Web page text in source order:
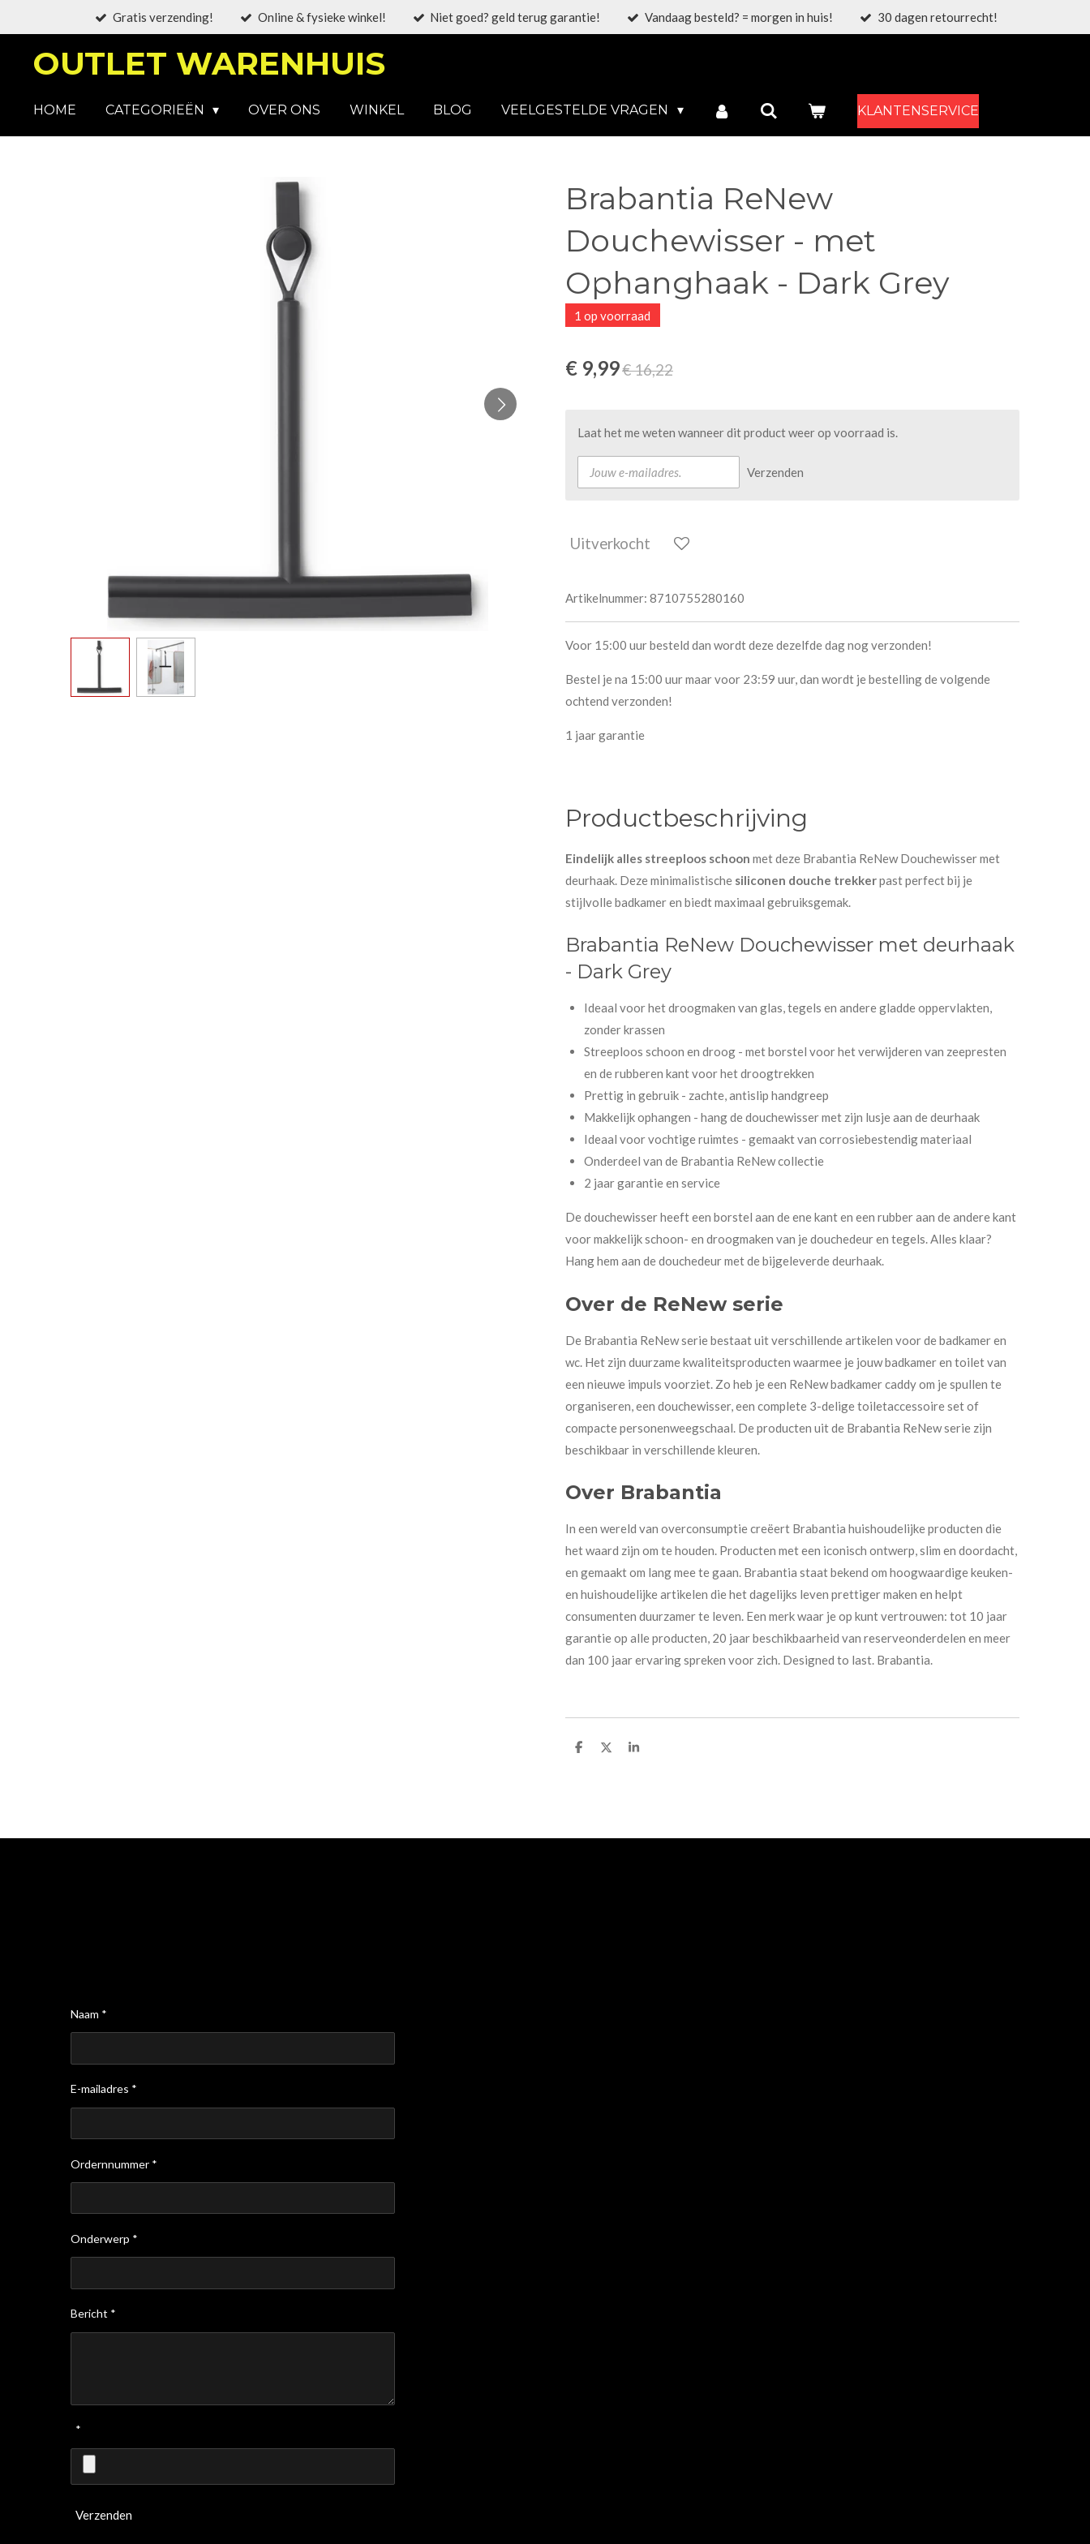
hoofdinhoud
Gratis verzending! Online & fysieke winkel! Niet goed? geld terug garantie! Vandaag besteld? = morgen in huis! 30 dagen retourrecht!
OUTLET WARENHUIS
HOME CATEGORIEËN OVER ONS WINKEL BLOG VEELGESTELDE VRAGEN KLANTENSERVICE
Brabantia ReNew
Douchewisser - met
Ophanghaak - Dark Grey
1 op voorraad
€ 9,99€ 16,22
Laat het me weten wanneer dit product weer op voorraad is.
Verzenden
Uitverkocht
Artikelnummer: 8710755280160
Voor 15:00 uur besteld dan wordt deze dezelfde dag nog verzonden!
Bestel je na 15:00 uur maar voor 23:59 uur, dan wordt je bestelling de volgende
ochtend verzonden!
1 jaar garantie
Productbeschrijving
Eindelijk alles streeploos schoon met deze Brabantia ReNew Douchewisser met
deurhaak. Deze minimalistische siliconen douche trekkerpast perfect bij je
stijlvolle badkamer en biedt maximaal gebruiksgemak.
Brabantia ReNew Douchewisser met deurhaak
- Dark Grey
Ideaal voor het droogmaken van glas, tegels en andere gladde oppervlakten,
zonder krassen
Streeploos schoon en droog - met borstel voor het verwijderen van zeepresten
en de rubberen kant voor het droogtrekken
Prettig in gebruik - zachte, antislip handgreep
Makkelijk ophangen - hang de douchewisser met zijn lusje aan de deurhaak
Ideaal voor vochtige ruimtes - gemaakt van corrosiebestendig materiaal
Onderdeel van de Brabantia ReNew collectie
2 jaar garantie en service
De douchewisser heeft een borstel aan de ene kant en een rubber aan de andere kant
voor makkelijk schoon- en droogmaken van je douchedeur en tegels. Alles klaar?
Hang hem aan de douchedeur met de bijgeleverde deurhaak.
Over de ReNew serie
De Brabantia ReNew serie bestaat uit verschillende artikelen voor de badkamer en
wc. Het zijn duurzame kwaliteitsproducten waarmee je jouw badkamer en toilet van
een nieuwe impuls voorziet. Zo heb je een ReNew badkamer caddy om je spullen te
organiseren, een douchewisser, een complete 3-delige toiletaccessoire set of
compacte personenweegschaal. De producten uit de Brabantia ReNew serie zijn
beschikbaar in verschillende kleuren.
Over Brabantia
In een wereld van overconsumptie creëert Brabantia huishoudelijke producten die
het waard zijn om te houden. Producten met een iconisch ontwerp, slim en doordacht,
en gemaakt om lang mee te gaan. Brabantia staat bekend om hoogwaardige keuken-
en huishoudelijke artikelen die het dagelijks leven prettiger maken en helpt
consumenten duurzamer te leven. Een merk waar je op kunt vertrouwen: tot 10 jaar
garantie op alle producten, 20 jaar beschikbaarheid van reserveonderdelen en meer
dan 100 jaar ervaring spreken voor zich. Designed to last. Brabantia.
D
D
S
Naam *
E-mailadres *
Ordernnummer *
Onderwerp *
Bericht *
*
Verzenden